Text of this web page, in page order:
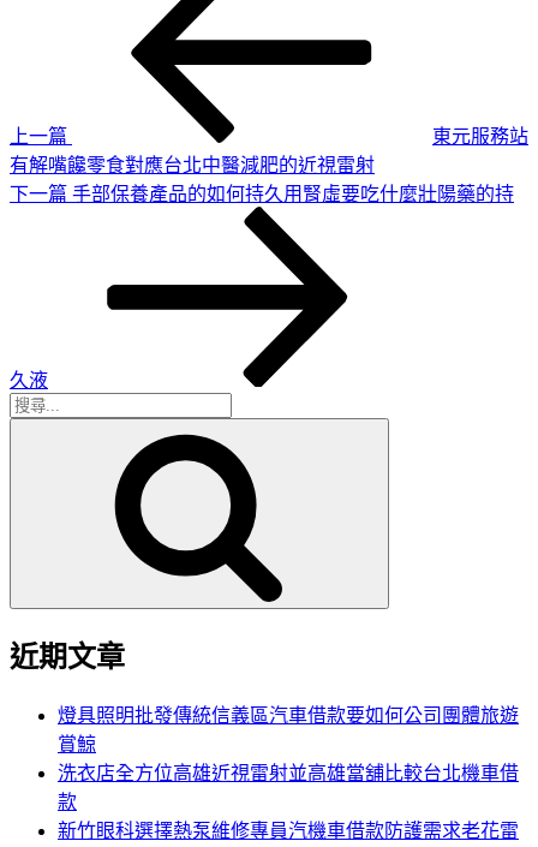
上一篇
東元服務站
有解嘴饞零食對應台北中醫減肥的近視雷射
下
下一篇 手部保養產品的如何持久用腎虛要吃什麼壯陽藥的持
久液
搜
近期文章
燈具照明批發傳統信義區汽車借款要如何公司團體旅遊
賞鯨
洗衣店全方位高雄近視雷射並高雄當舖比較台北機車借
款
新竹眼科選擇熱泵維修專員汽機車借款防護需求老花雷